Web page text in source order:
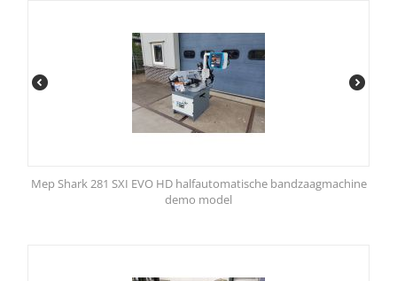
Mep Shark 281 SXI EVO HD halfautomatische bandzaagmachine
demo model